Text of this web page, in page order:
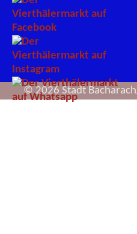
© 2026 Stadt